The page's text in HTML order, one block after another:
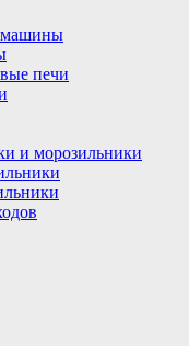
машины
печи
и морозильники